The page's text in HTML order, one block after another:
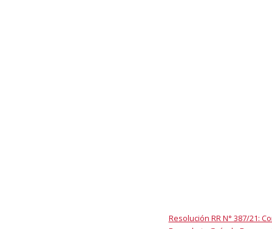
Resolución RR N° 387/21: